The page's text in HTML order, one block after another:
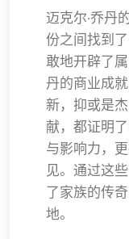
迈克尔·乔丹
份之间找到
敢地开辟了
丹的商业成
新，抑或是
献，都证明
与影响力，
见。通过这
了家族的传
地。